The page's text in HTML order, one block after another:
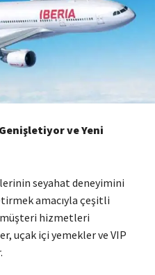
ve Yeni
seyahat deneyimini
amacıyla çeşitli
hizmetleri
uçak içi yemekler ve VIP